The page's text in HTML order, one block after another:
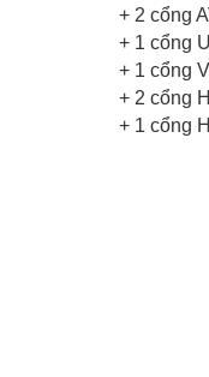
+ 2 cổng
+ 1 cổng
+ 1 cổng
+ 2 cổng
+ 1 cổng